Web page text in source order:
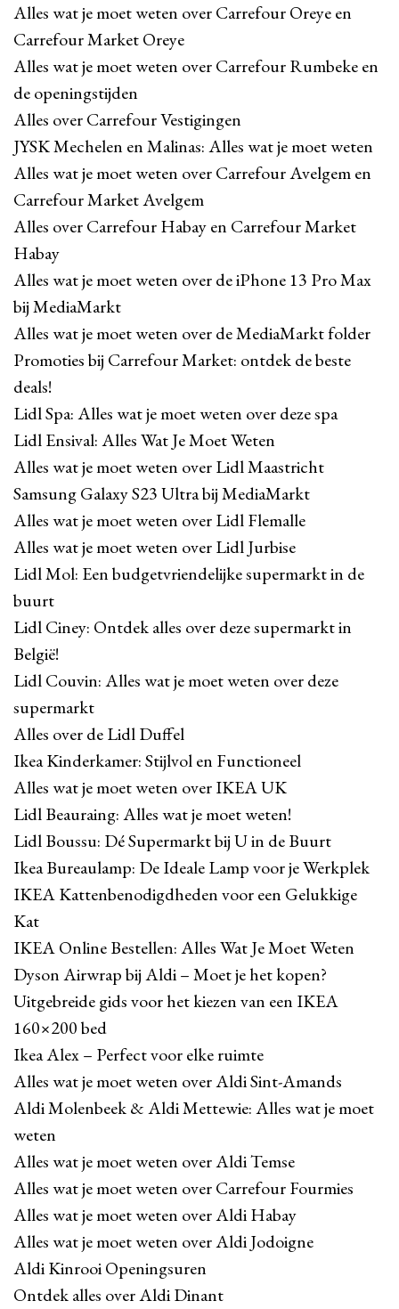
Alles wat je moet weten over Carrefour Oreye en
Carrefour Market Oreye
Alles wat je moet weten over Carrefour Rumbeke en
de openingstijden
Alles over Carrefour Vestigingen
JYSK Mechelen en Malinas: Alles wat je moet weten
Alles wat je moet weten over Carrefour Avelgem en
Carrefour Market Avelgem
Alles over Carrefour Habay en Carrefour Market
Habay
Alles wat je moet weten over de iPhone 13 Pro Max
bij MediaMarkt
Alles wat je moet weten over de MediaMarkt folder
Promoties bij Carrefour Market: ontdek de beste
deals!
Lidl Spa: Alles wat je moet weten over deze spa
Lidl Ensival: Alles Wat Je Moet Weten
Alles wat je moet weten over Lidl Maastricht
Samsung Galaxy S23 Ultra bij MediaMarkt
Alles wat je moet weten over Lidl Flemalle
Alles wat je moet weten over Lidl Jurbise
Lidl Mol: Een budgetvriendelijke supermarkt in de
buurt
Lidl Ciney: Ontdek alles over deze supermarkt in
België!
Lidl Couvin: Alles wat je moet weten over deze
supermarkt
Alles over de Lidl Duffel
Ikea Kinderkamer: Stijlvol en Functioneel
Alles wat je moet weten over IKEA UK
Lidl Beauraing: Alles wat je moet weten!
Lidl Boussu: Dé Supermarkt bij U in de Buurt
Ikea Bureaulamp: De Ideale Lamp voor je Werkplek
IKEA Kattenbenodigdheden voor een Gelukkige
Kat
IKEA Online Bestellen: Alles Wat Je Moet Weten
Dyson Airwrap bij Aldi – Moet je het kopen?
Uitgebreide gids voor het kiezen van een IKEA
160×200 bed
Ikea Alex – Perfect voor elke ruimte
Alles wat je moet weten over Aldi Sint-Amands
Aldi Molenbeek & Aldi Mettewie: Alles wat je moet
weten
Alles wat je moet weten over Aldi Temse
Alles wat je moet weten over Carrefour Fourmies
Alles wat je moet weten over Aldi Habay
Alles wat je moet weten over Aldi Jodoigne
Aldi Kinrooi Openingsuren
Ontdek alles over Aldi Dinant